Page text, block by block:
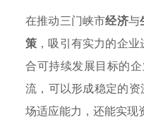
在推动三门峡市经济与
策 ，吸引有实力的企
合可持续发展目标的
流，可以形成稳定的
场适应能力，还能实现